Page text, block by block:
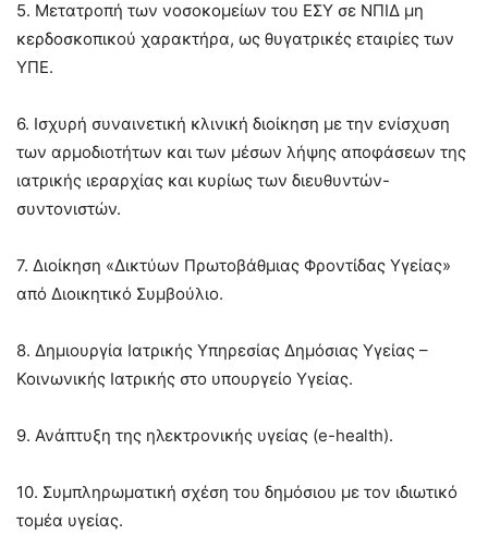
5. Μετατροπή των νοσοκομείων του ΕΣΥ σε ΝΠΙΔ μη
κερδοσκοπικού χαρακτήρα, ως θυγατρικές εταιρίες των
ΥΠΕ.
6. Ισχυρή συναινετική κλινική διοίκηση με την ενίσχυση
των αρμοδιοτήτων και των μέσων λήψης αποφάσεων της
ιατρικής ιεραρχίας και κυρίως των διευθυντών-
συντονιστών.
7. Διοίκηση «Δικτύων Πρωτοβάθμιας Φροντίδας Υγείας»
από Διοικητικό Συμβούλιο.
8. Δημιουργία Ιατρικής Υπηρεσίας Δημόσιας Υγείας –
Κοινωνικής Ιατρικής στο υπουργείο Υγείας.
9. Ανάπτυξη της ηλεκτρονικής υγείας (e-health).
10. Συμπληρωματική σχέση του δημόσιου με τον ιδιωτικό
τομέα υγείας.